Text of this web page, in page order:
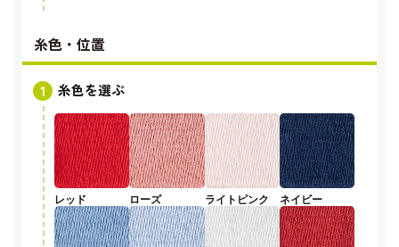
糸色・位置
糸色を選ぶ
レッド ローズ ライトピンク ネイビー